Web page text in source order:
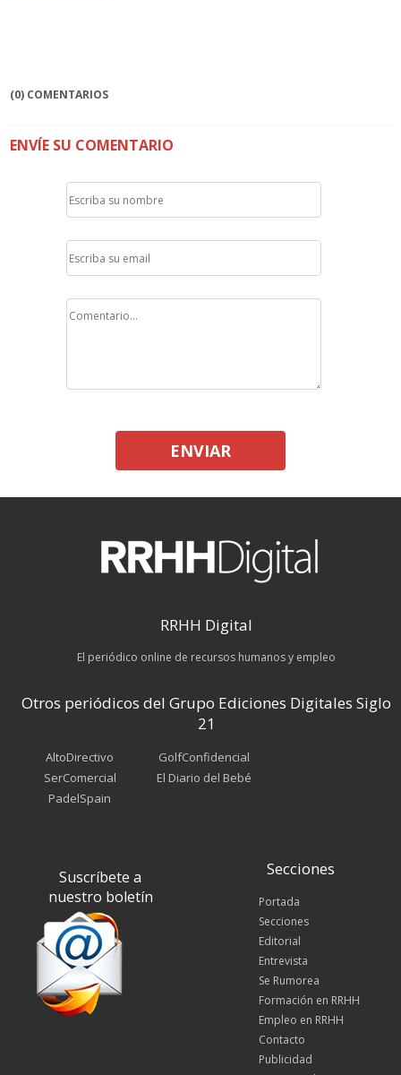
(0) COMENTARIOS
ENVÍE SU COMENTARIO
ENVIAR
RRHH Digital
El periódico online de recursos humanos y empleo
Otros periódicos del Grupo Ediciones Digitales Siglo
21
AltoDirectivo
SerComercial
PadelSpain
GolfConfidencial
El Diario del Bebé
Suscríbete a
nuestro boletín
Secciones
Portada
Secciones
Editorial
Entrevista
Se Rumorea
Formación en RRHH
Empleo en RRHH
Contacto
Publicidad